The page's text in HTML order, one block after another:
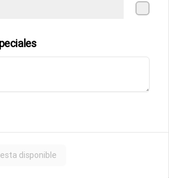
Lasagna de berenjenas con salsa
rossa (tomates italianos triturados y un
toque de crema) y queso parmesano.
$9.500
Ñoquis a la Rossa
queso parmesano acompañados de
disponible